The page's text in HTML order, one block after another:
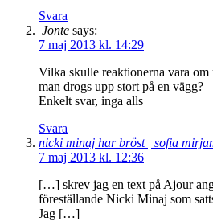
Svara
Jonte says:
7 maj 2013 kl. 14:29
Vilka skulle reaktionerna vara om
man drogs upp stort på en vägg?
Enkelt svar, inga alls
Svara
nicki minaj har bröst | sofia
7 maj 2013 kl. 12:36
[…] skrev jag en text på Ajour
föreställande Nicki Minaj som
Jag […]